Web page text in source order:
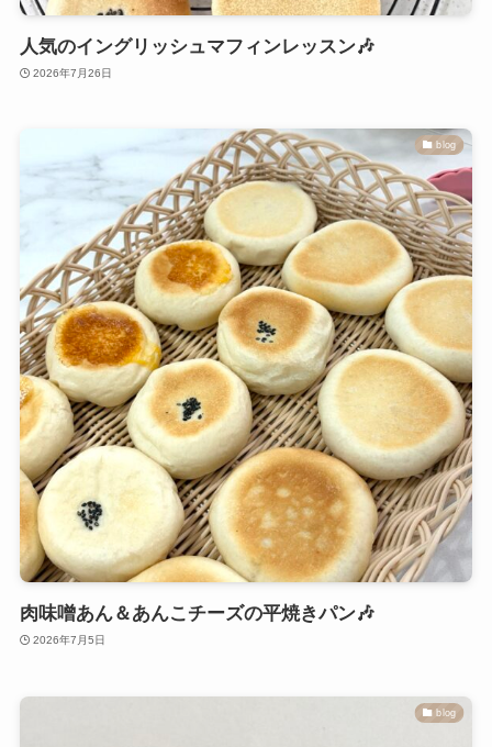
人気のイングリッシュマフィンレッスン🎶
2026年7月26日
blog
肉味噌あん＆あんこチーズの平焼きパン🎶
2026年7月5日
blog